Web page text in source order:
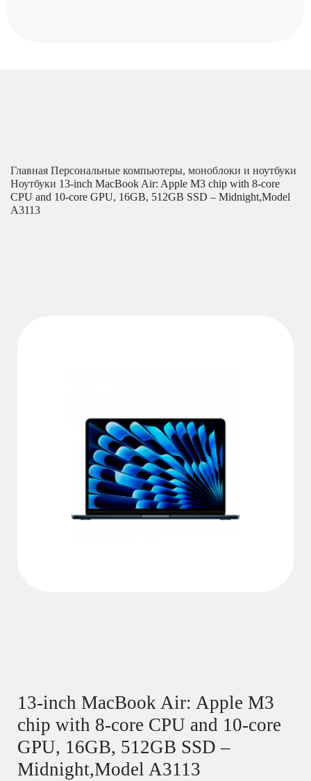
Главная Персональные компьютеры, моноблоки и ноутбуки
Ноутбуки 13-inch MacBook Air: Apple M3 chip with 8-core
CPU and 10-core GPU, 16GB, 512GB SSD – Midnight,Model
A3113
13-inch MacBook Air: Apple M3
chip with 8-core CPU and 10-core
GPU, 16GB, 512GB SSD –
Midnight,Model A3113